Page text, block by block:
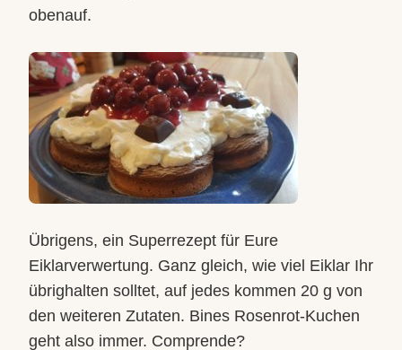
obenauf.
Übrigens, ein Superrezept für Eure
Eiklarverwertung. Ganz gleich, wie viel Eiklar Ihr
übrighalten solltet, auf jedes kommen 20 g von
den weiteren Zutaten. Bines Rosenrot-Kuchen
geht also immer. Comprende?